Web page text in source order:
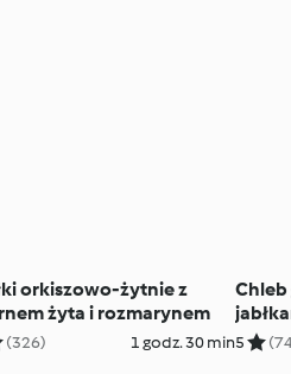
orkiszowo-żytnie z
żyta i rozmarynem
(326) 1 godz. 30 min
Chleb
5